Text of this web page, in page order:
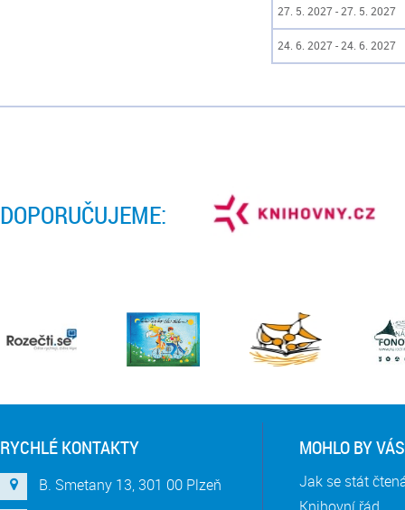
27. 5. 2027 - 27. 5. 2027
24. 6. 2027 - 24. 6. 2027
DOPORUČUJEME:
RYCHLÉ KONTAKTY
B. Smetany 13, 301 00 Plzeň
MOHLO BY
Jak se stát
Knihovní řád